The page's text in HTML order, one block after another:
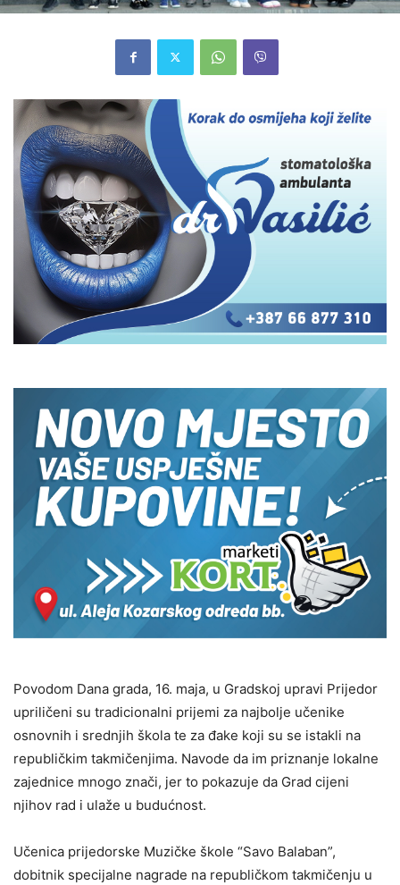
Povodom Dana grada, 16. maja, u Gradskoj upravi Prijedor
upriličeni su tradicionalni prijemi za najbolje učenike
osnovnih i srednjih škola te za đake koji su se istakli na
republičkim takmičenjima. Navode da im priznanje lokalne
zajednice mnogo znači, jer to pokazuje da Grad cijeni
njihov rad i ulaže u budućnost.
Učenica prijedorske Muzičke škole “Savo Balaban”,
dobitnik specijalne nagrade na republičkom takmičenju u